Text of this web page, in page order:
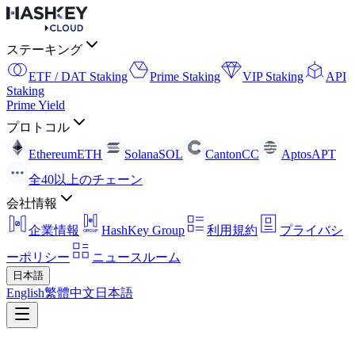
ステーキング
ETF / DAT Staking
Prime Staking VIP Staking
API
Staking
Prime Yield
プロトコル
EthereumETH SolanaSOL CantonCC AptosAPT
全40以上のチェーン
会社情報
企業情報
HashKey Group 利用規約
プライバシ
ーポリシー
ニュースルーム
日本語
English繁體中文 日本語